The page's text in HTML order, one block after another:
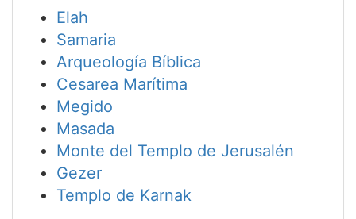
Elah
Samaria
Arqueología Bíblica
Cesarea Marítima
Megido
Masada
Monte del Templo de Jerusalén
Gezer
Templo de Karnak